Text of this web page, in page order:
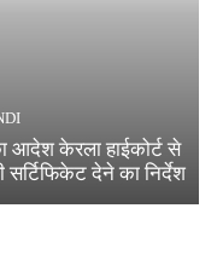
आदेश केरला हाईकोर्ट से
सर्टिफिकेट देने का निर्देश